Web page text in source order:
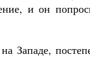
и он
Западе,